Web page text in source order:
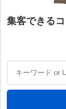
集客できる